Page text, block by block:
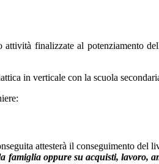
finalizzate al potenziamento
in verticale con la scuola
attesterà il conseguimento del
​​famiglia ​​oppure ​​su ​​acquisti, ​​lavoro,